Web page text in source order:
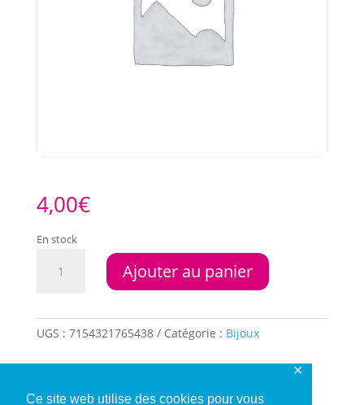
Ce site web utilise des cookies pour vous
✕
4,00€
En stock
Ajouter au panier
UGS : 7154321765438 Catégorie : Bijoux
Description